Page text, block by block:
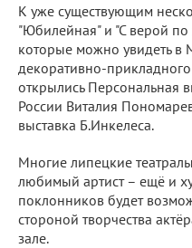
К уже существующим
"Юбилейная" и "С верой
которые можно увидеть в
декоративно-
открылись Персональная
России Виталия
выставка Б.Инкелеса.
Многие липецкие
любимый артист – ещё и
поклонников будет
стороной творчества
зале.